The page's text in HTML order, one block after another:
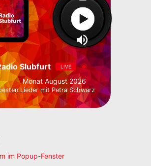
Slubfurt LIVE
Monat August 2026
Lieder mit Petra Schwarz
im Popup-Fenster